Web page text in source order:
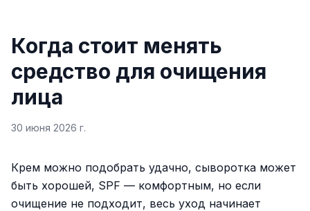
Когда стоит менять
средство для очищения
лица
30 июня 2026 г.
Крем можно подобрать удачно, сыворотка может
быть хорошей, SPF — комфортным, но если
очищение не подходит, весь уход начинает